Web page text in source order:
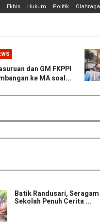
Ekbis Hukum Politik Olahraga
dan GM FKPPI
ke MA soal...
Batik Randusari, Seragam
Sekolah Penuh Cerita ...